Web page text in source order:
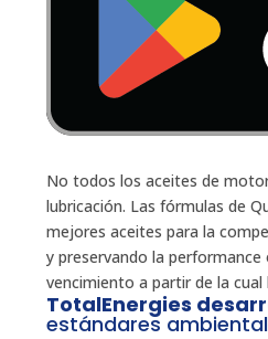
No todos los aceites de
lubricación. Las fórmulas de
mejores aceites para la
y preservando la
vencimiento a partir de la
TotalEnergies
estándares